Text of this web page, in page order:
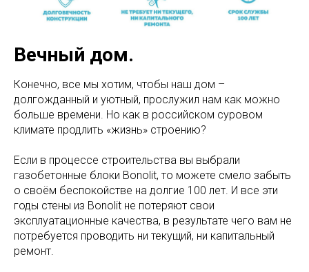
Вечный дом.
Конечно, все мы хотим, чтобы наш дом –
долгожданный и уютный, прослужил нам как можно
больше времени. Но как в российском суровом
климате продлить «жизнь» строению?
Если в процессе строительства вы выбрали
газобетонные блоки Bonolit, то можете смело забыть
о своём беспокойстве на долгие 100 лет. И все эти
годы стены из Bonolit не потеряют свои
эксплуатационные качества, в результате чего вам не
потребуется проводить ни текущий, ни капитальный
ремонт.